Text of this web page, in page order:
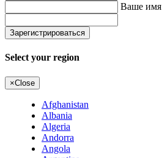
Ваше имя
Select your region
×Close
Afghanistan
Albania
Algeria
Andorra
Angola